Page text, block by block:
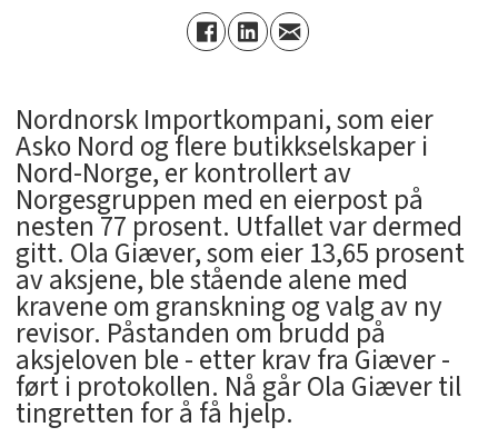
Nordnorsk Importkompani, som eier
Asko Nord og flere butikkselskaper i
Nord-Norge, er kontrollert av
Norgesgruppen med en eierpost på
nesten 77 prosent. Utfallet var dermed
gitt. Ola Giæver, som eier 13,65 prosent
av aksjene, ble stående alene med
kravene om granskning og valg av ny
revisor. Påstanden om brudd på
aksjeloven ble - etter krav fra Giæver -
ført i protokollen. Nå går Ola Giæver til
tingretten for å få hjelp.